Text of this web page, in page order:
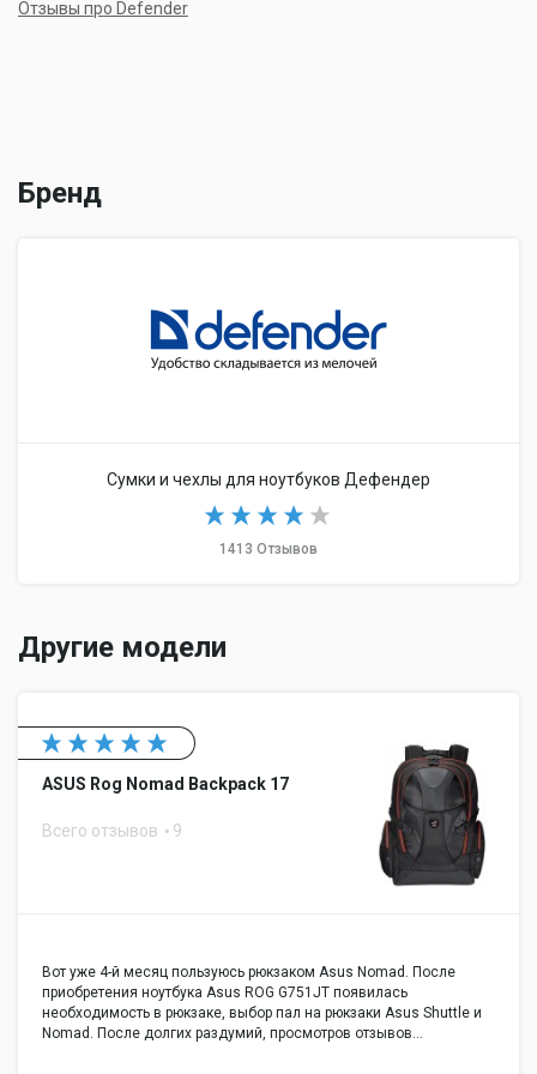
Отзывы про Defender
Бренд
Сумки и чехлы для ноутбуков Дефендер
1413 Отзывов
Другие модели
ASUS Rog Nomad Backpack 17
Всего отзывов 9
Вот уже 4-й месяц пользуюсь рюкзаком Asus Nomad. После
приобретения ноутбука Asus ROG G751JT появилась
необходимость в рюкзаке, выбор пал на рюкзаки Asus Shuttle и
Nomad. После долгих раздумий, просмотров отзывов…